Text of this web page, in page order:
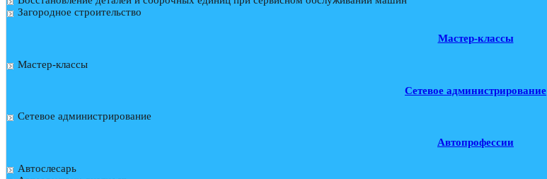
Загородное строительство
Мастер-классы
Мастер-классы
Сетевое администрирование
Сетевое администрирование
Автопрофессии
Автослесарь